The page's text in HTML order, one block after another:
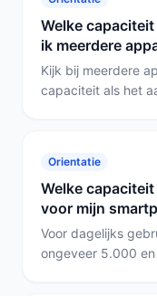
of draadloos, en
buitengebruik kies
outputs of zonne-
Welke
ik meerdere
Kijk bij meerdere
capaciteit als het
20.000 mAh; kies
Uittrekbare USB‑C
nodig hebt; voor
Powerbank 10000
Orientatie
Welke
voor mijn
Voor dagelijks
ongeveer 5.000